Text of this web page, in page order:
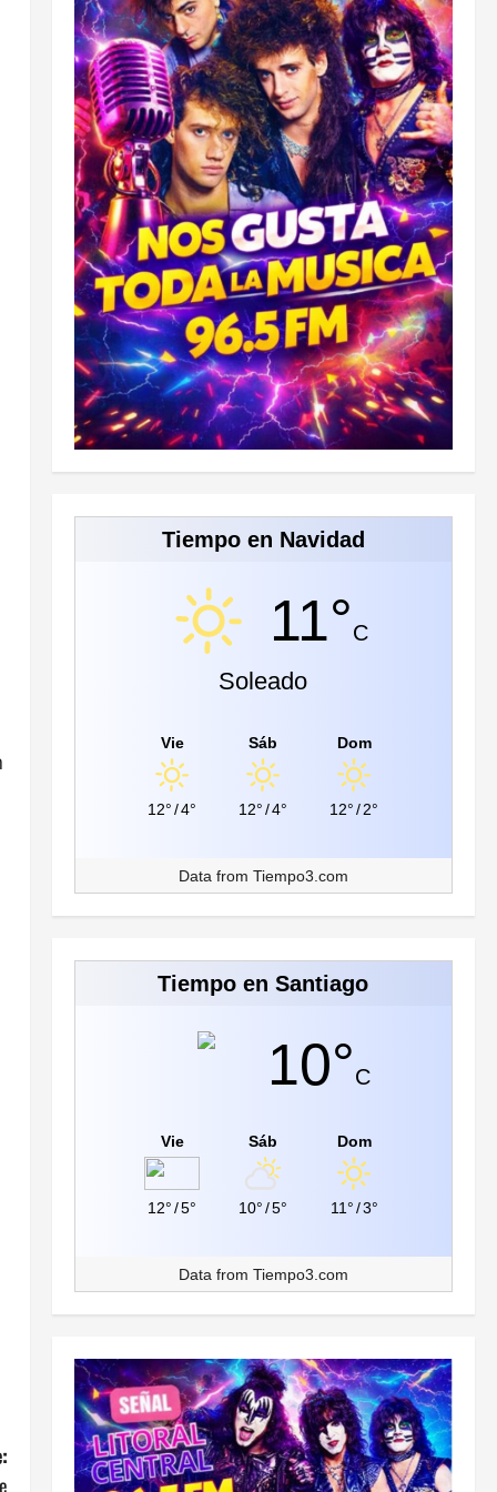
Tiempo en Navidad
11°C
Soleado
Vie
12° /4°
Sáb
12° /4°
Dom
12° /2°
Data from Tiempo3.com
Tiempo en Santiago
10°C
Vie
12° /5°
Sáb
10° /5°
Dom
11°/3°
Data from Tiempo3.com